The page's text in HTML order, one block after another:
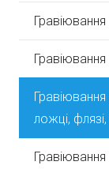
Гравіювання
ложці,